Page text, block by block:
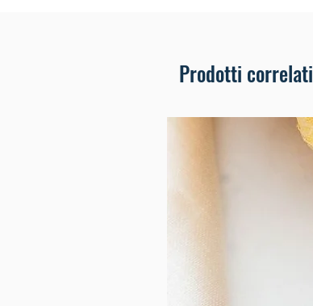
Prodotti correlati